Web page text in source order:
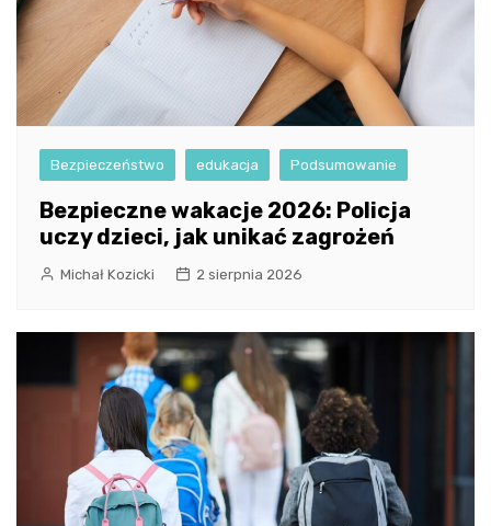
Bezpieczeństwo edukacja Podsumowanie
Bezpieczne wakacje 2026: Policja
uczy dzieci, jak unikać zagrożeń
Michał Kozicki 2 sierpnia 2026